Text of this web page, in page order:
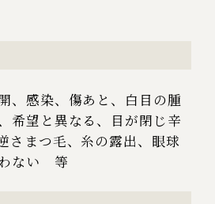
、感染、傷あと、白目の腫
希望と異なる、目が閉じ辛
さまつ毛、糸の露出、眼球
ない 等